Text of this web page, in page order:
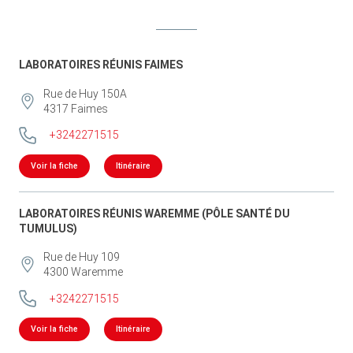
LABORATOIRES RÉUNIS FAIMES
Rue de Huy 150A
4317 Faimes
+3242271515
Voir la fiche Itinéraire
LABORATOIRES RÉUNIS WAREMME (PÔLE SANTÉ DU
TUMULUS)
Rue de Huy 109
4300 Waremme
+3242271515
Voir la fiche Itinéraire